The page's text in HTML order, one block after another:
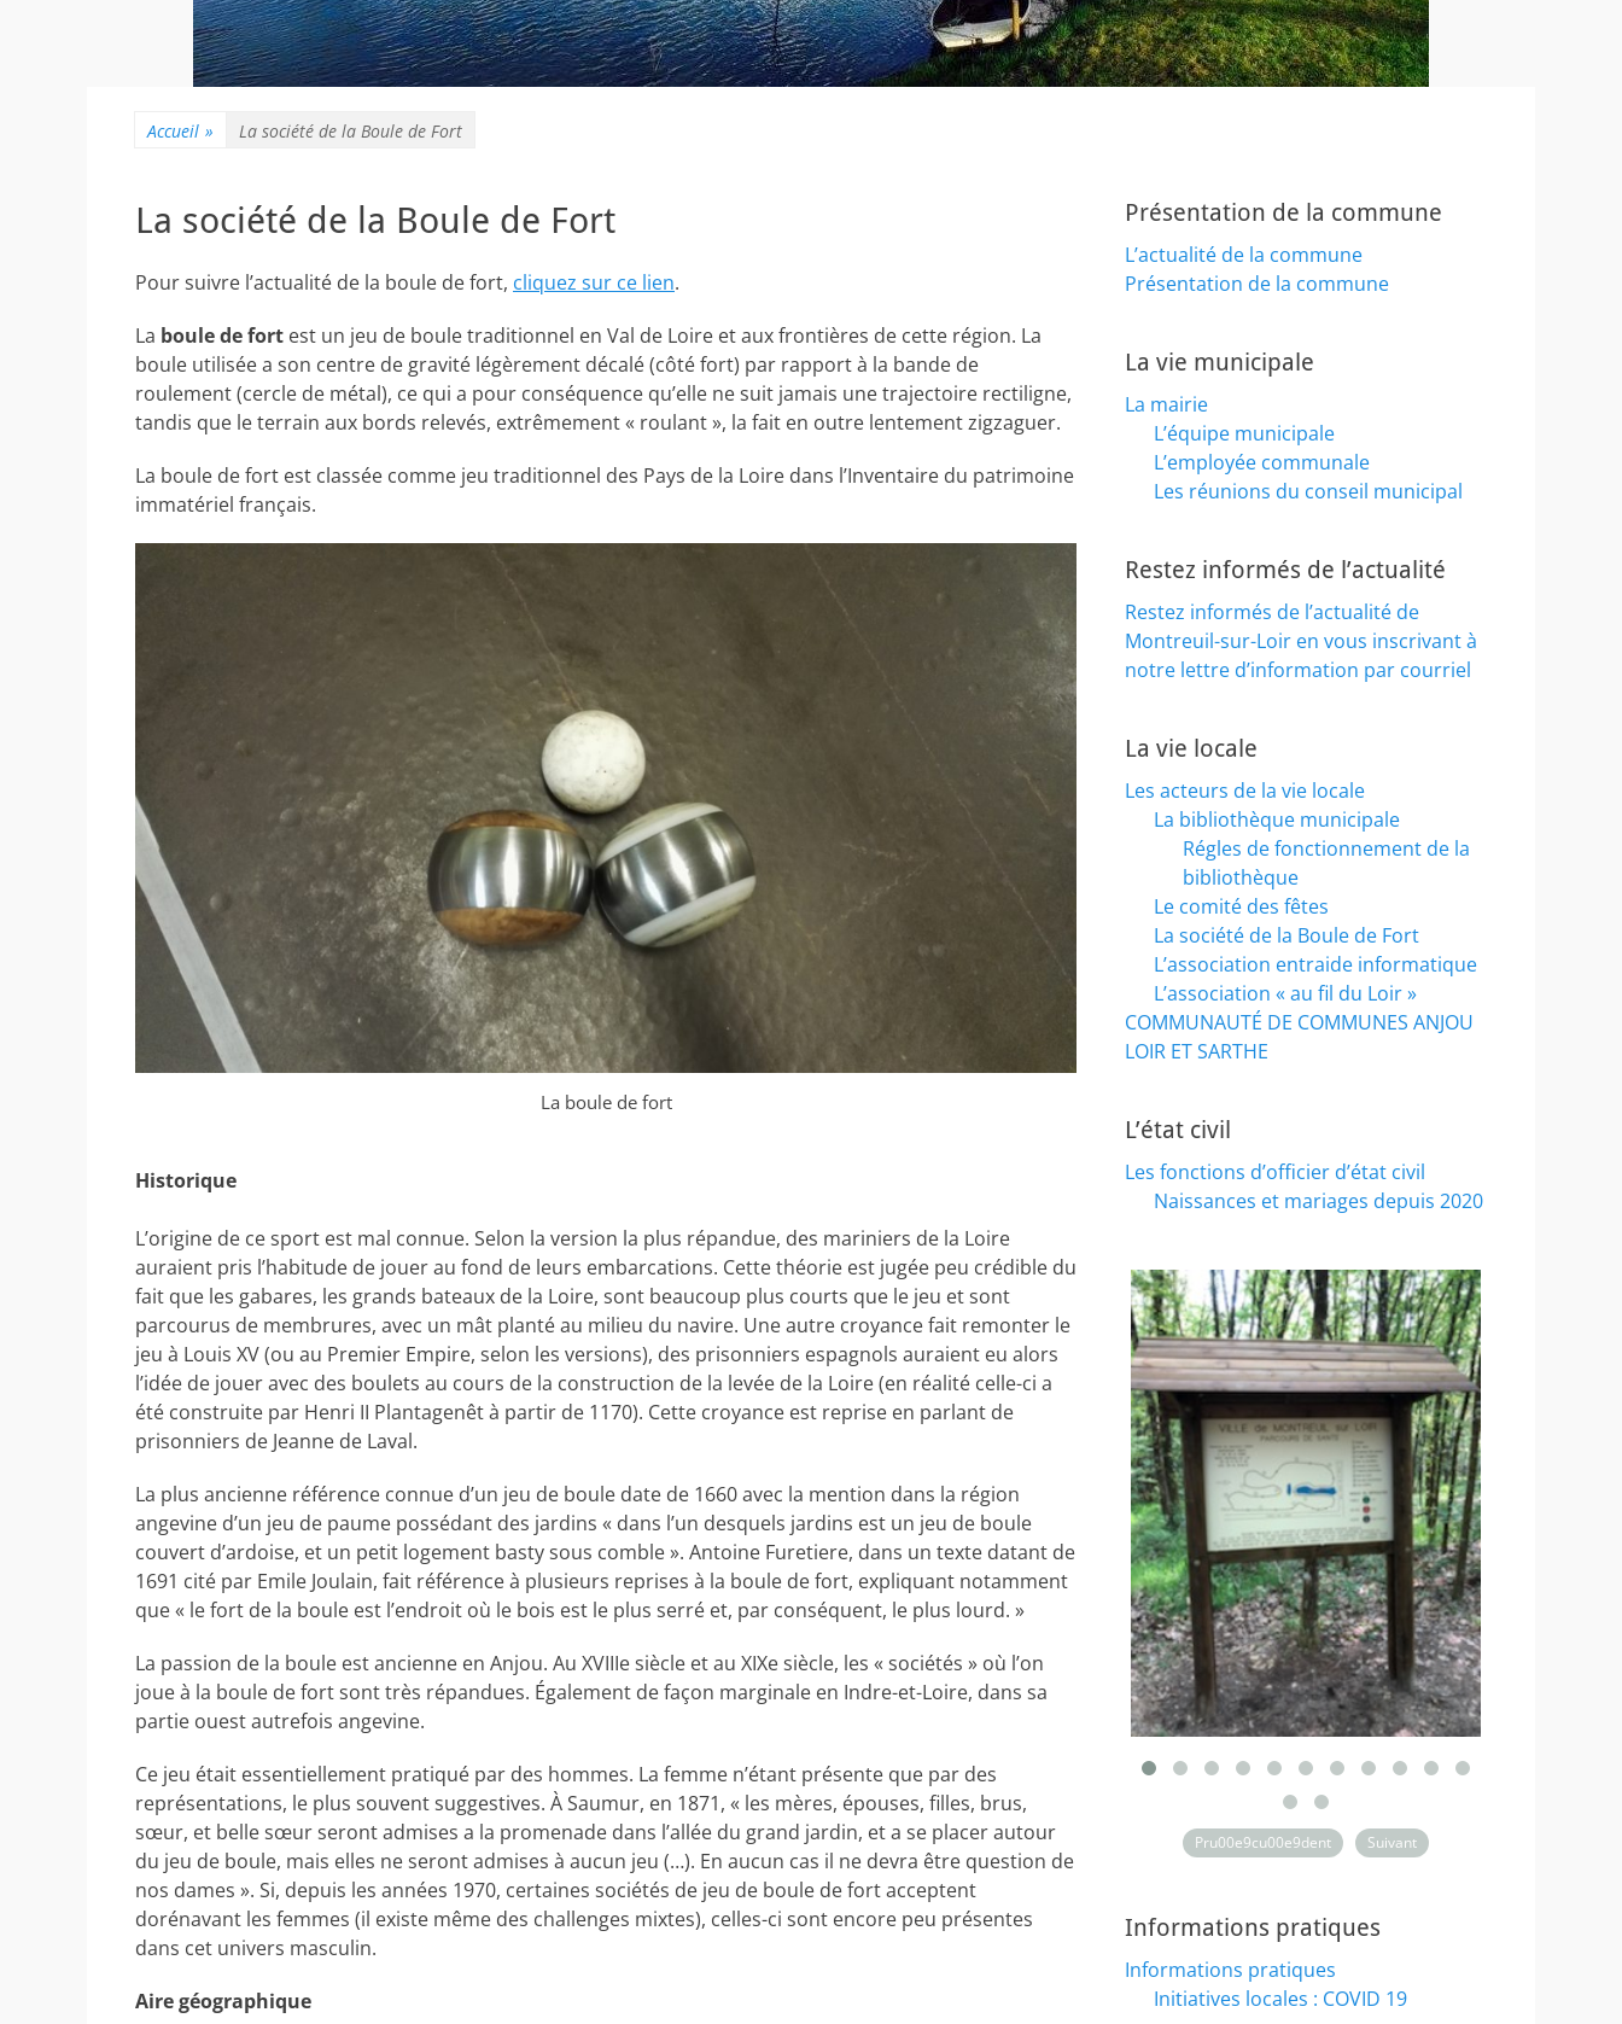
Accueil » La société de la Boule de Fort
La société de la Boule de Fort
Pour suivre l’actualité de la boule de fort, cliquez sur ce lien.
La boule de fort est un jeu de boule traditionnel en Val de Loire et aux frontières de cette région. La
boule utilisée a son centre de gravité légèrement décalé (côté fort) par rapport à la bande de
roulement (cercle de métal), ce qui a pour conséquence qu’elle ne suit jamais une trajectoire rectiligne,
tandis que le terrain aux bords relevés, extrêmement « roulant », la fait en outre lentement zigzaguer.
La boule de fort est classée comme jeu traditionnel des Pays de la Loire dans l’Inventaire du patrimoine
immatériel français.
La boule de fort
Historique
L’origine de ce sport est mal connue. Selon la version la plus répandue, des mariniers de la Loire
auraient pris l’habitude de jouer au fond de leurs embarcations. Cette théorie est jugée peu crédible du
fait que les gabares, les grands bateaux de la Loire, sont beaucoup plus courts que le jeu et sont
parcourus de membrures, avec un mât planté au milieu du navire. Une autre croyance fait remonter le
jeu à Louis XV (ou au Premier Empire, selon les versions), des prisonniers espagnols auraient eu alors
l’idée de jouer avec des boulets au cours de la construction de la levée de la Loire (en réalité celle-ci a
été construite par Henri II Plantagenêt à partir de 1170). Cette croyance est reprise en parlant de
prisonniers de Jeanne de Laval.
La plus ancienne référence connue d’un jeu de boule date de 1660 avec la mention dans la région
angevine d’un jeu de paume possédant des jardins « dans l’un desquels jardins est un jeu de boule
couvert d’ardoise, et un petit logement basty sous comble ». Antoine Furetiere, dans un texte datant de
1691 cité par Emile Joulain, fait référence à plusieurs reprises à la boule de fort, expliquant notamment
que « le fort de la boule est l’endroit où le bois est le plus serré et, par conséquent, le plus lourd. »
La passion de la boule est ancienne en Anjou. Au XVIIIe siècle et au XIXe siècle, les « sociétés » où l’on
joue à la boule de fort sont très répandues. Également de façon marginale en Indre-et-Loire, dans sa
partie ouest autrefois angevine.
Ce jeu était essentiellement pratiqué par des hommes. La femme n’étant présente que par des
représentations, le plus souvent suggestives. À Saumur, en 1871, « les mères, épouses, filles, brus,
sœur, et belle sœur seront admises a la promenade dans l’allée du grand jardin, et a se placer autour
du jeu de boule, mais elles ne seront admises à aucun jeu (…). En aucun cas il ne devra être question de
nos dames ». Si, depuis les années 1970, certaines sociétés de jeu de boule de fort acceptent
dorénavant les femmes (il existe même des challenges mixtes), celles-ci sont encore peu présentes
dans cet univers masculin.
Aire géographique
Présentation de la commune
L’actualité de la commune
Présentation de la commune
La vie municipale
La mairie
L’équipe municipale
L’employée communale
Les réunions du conseil municipal
Restez informés de l’actualité
Restez informés de l’actualité de
Montreuil-sur-Loir en vous inscrivant à
notre lettre d’information par courriel
La vie locale
Les acteurs de la vie locale
La bibliothèque municipale
Régles de fonctionnement de la
bibliothèque
Le comité des fêtes
La société de la Boule de Fort
L’association entraide informatique
L’association « au fil du Loir »
COMMUNAUTÉ DE COMMUNES ANJOU
LOIR ET SARTHE
L’état civil
Les fonctions d’officier d’état civil
Naissances et mariages depuis 2020
Pru00e9cu00e9dent Suivant
Informations pratiques
Informations pratiques
Initiatives locales : COVID 19